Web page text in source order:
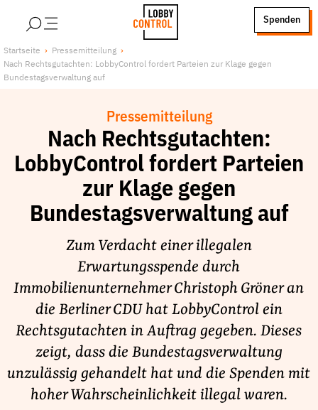
StartSeite
Spenden
Über uns
Lobby FAQs
Publikationen und Material
Lobbykritische Stadtführungen
Unsere Schwerpunkte
Macht der Digitalkonzerne
Spenden & Fördern
Fördermitglied werden
Jetzt Spenden
Geschenkspende
Bußgelder und Geldauflagen
Startseite
Pressemitteilung
Nach Rechtsgutachten: LobbyControl fordert Parteien zur Klage gegen
Bundestagsverwaltung auf
Pressemitteilung
Nach Rechtsgutachten:
LobbyControl fordert Parteien
zur Klage gegen
Bundestagsverwaltung auf
Zum Verdacht einer illegalen
Erwartungsspende durch
Immobilienunternehmer Christoph Gröner an
die Berliner CDU hat LobbyControl ein
Rechtsgutachten in Auftrag gegeben. Dieses
zeigt, dass die Bundestagsverwaltung
unzulässig gehandelt hat und die Spenden mit
hoher Wahrscheinlichkeit illegal waren.